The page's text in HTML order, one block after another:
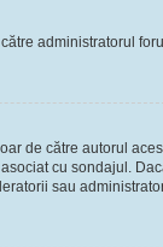
administratorul
de către autorul
cu sondajul.
sau